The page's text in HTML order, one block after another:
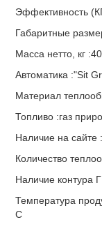
Эффективность
Габаритные
Масса нетто, кг :40
Автоматика :"Sit
Материал
Топливо :газ
Наличие на сайте
Количество
Наличие контура
Температура
C